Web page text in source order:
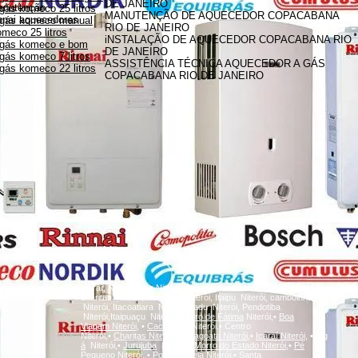
komeco 25 litros
komeco manual
25 litros
komeco e bom
komeco 7 litros
komeco 22 litros
DE JANEIRO
MANUTENÇÃO DE AQUECEDOR COPACABANA
RIO DE JANEIRO
iNSTALAÇÃO DE AQUECEDOR COPACABANA RIO
DE JANEIRO
ASSISTÊNCIA TÉCNICA AQUECEDOR A GÁS
COPACABANA RIO DE JANEIRO
aquecedores
Icaraí, Niterói, ingaNiterói, Santa Rosa Niterói, Centro Niterói,
charitas Niterói, Fonseca Niterói, Itaipu Niterói, camboinhas
Niterói, Itacoatiara Niterói, Badu Niterói, Pendotiba
Niterói,Itaipuaçu Niterói,
Bairro de Fátima Niterói,• Boa
Viagem Niterói, • Cachoeiras
Niterói,• Centro
Niterói,• Charitas Niterói, Gragoatá Niterói, • IcaraíNiterói, •
Ing
á Niterói,• Jurujuba Niterói,• Morro do Estado Niterói, • Pé
Pequeno Niterói,• Ponta d'AreiaNiterói, • Santa